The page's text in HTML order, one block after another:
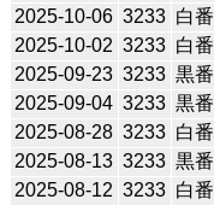
2025-10-06 3233 白番
2025-10-02 3233 白番
2025-09-23 3233 黒番
2025-09-04 3233 黒番
2025-08-28 3233 白番
2025-08-13 3233 黒番
2025-08-12 3233 白番